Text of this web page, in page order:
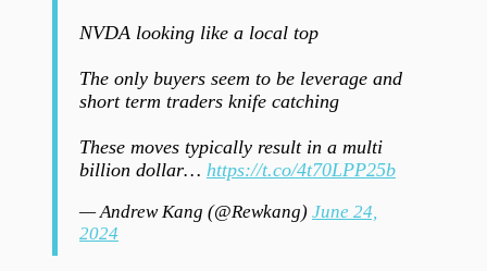
NVDA looking like a local top
The only buyers seem to be leverage and
short term traders knife catching
These moves typically result in a multi
billion dollar… https://t.co/4t70LPP25b
— Andrew Kang (@Rewkang) June 24,
2024